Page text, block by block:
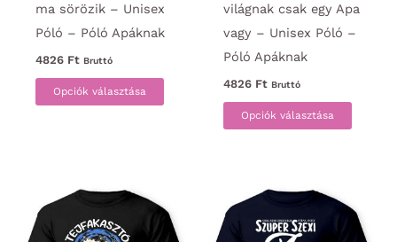
ma sörözik – Unisex
Póló – Póló Apáknak
4826 Ft Bruttó
Opciók választása
Ennek
a
terméknek
van.
A
világnak csak egy Apa
vagy – Unisex Póló –
Póló Apáknak
4826 Ft Bruttó
Opciók választása
Ennek
a
van.